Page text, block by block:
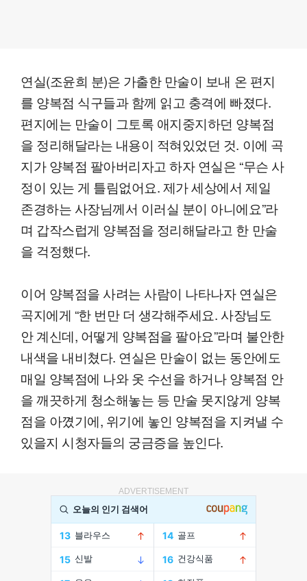
연실(조윤희 분)은 가출한 만술이 보내 온 편지
를 양복점 식구들과 함께 읽고 충격에 빠졌다.
편지에는 만술이 그토록 애지중지하던 양복점
을 정리해달라는 내용이 적혀있었던 것. 이에 곡
지가 양복점 팔아버리자고 하자 연실은 “무슨 사
정이 있는 게 틀림없어요. 제가 세상에서 제일
존경하는 사장님께서 이러실 분이 아니에요”라
며 갑작스럽게 양복점을 정리해달라고 한 만술
을 걱정했다.
이어 양복점을 사려는 사람이 나타나자 연실은
곡지에게 “한 번만 더 생각해주세요. 사장님도
안 계신데, 어떻게 양복점을 팔아요”라며 불안한
내색을 내비쳤다. 연실은 만술이 없는 동안에도
매일 양복점에 나와 옷 수선을 하거나 양복점 안
을 깨끗하게 청소해놓는 등 만술 못지않게 양복
점을 아꼈기에, 위기에 놓인 양복점을 지켜낼 수
있을지 시청자들의 궁금증을 높인다.
ADVERTISEMENT